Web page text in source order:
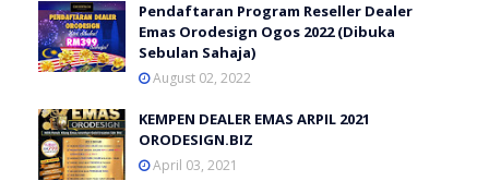
Pendaftaran Program Reseller Dealer
Emas Orodesign Ogos 2022 (Dibuka
Sebulan Sahaja)
August 02, 2022
KEMPEN DEALER EMAS ARPIL 2021
ORODESIGN.BIZ
April 03, 2021